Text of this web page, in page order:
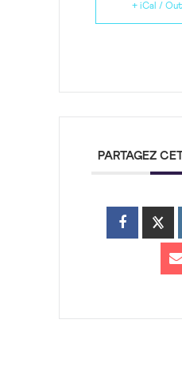
+ iCal /
PARTAGEZ